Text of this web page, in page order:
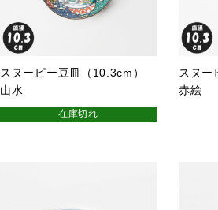
スヌーピー豆皿（10.3cm）
山水
在庫切れ
スヌ
赤絵